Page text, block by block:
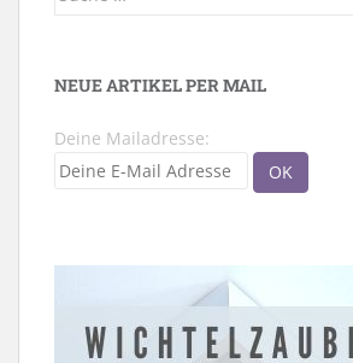
NEUE ARTIKEL PER MAIL
Deine Mailadresse: